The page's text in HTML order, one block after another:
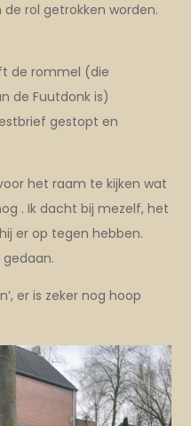
de rol getrokken worden.
de rommel (die
de Fuutdonk is)
gestopt en
het raam te kijken wat
. Ik dacht bij mezelf, het
er op tegen hebben.
er is zeker nog hoop